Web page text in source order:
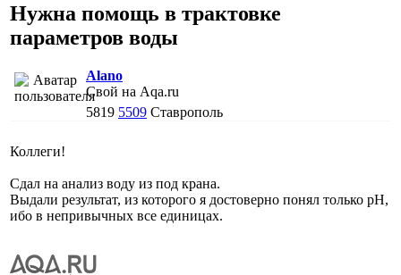
Нужна помощь в трактовке
параметров воды
Alano
Свой на Aqa.ru
5819 5509 Ставрополь
Коллеги!
Сдал на анализ воду из под крана.
Выдали результат, из которого я достоверно понял только рН,
ибо в непривычных все единицах.